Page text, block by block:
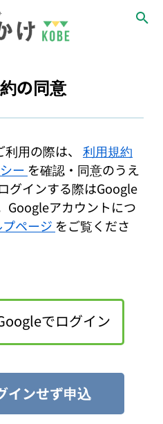
の同意
用の際は、 利用規約
ー を確認・同意のうえ
グインする際はGoogle
Googleアカウントにつ
ページ をご覧くださ
でログイン
インせず申込